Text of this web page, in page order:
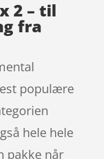
2 – til
fra
populære
hele hele
pakke når